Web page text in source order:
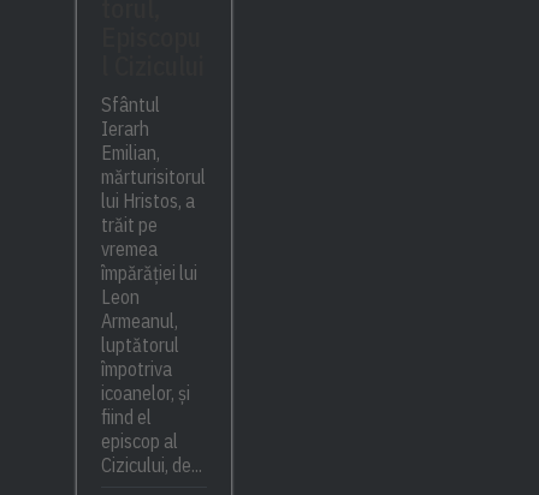
Sfântul
Ierarh
Emilian,
mărturisitorul
lui Hristos, a
trăit pe
vremea
împărăției lui
Leon
Armeanul,
luptătorul
împotriva
icoanelor, și
fiind el
episcop al
Cizicului, de...